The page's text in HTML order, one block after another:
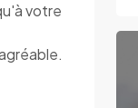
votre